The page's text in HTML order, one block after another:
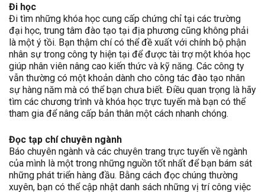
Đi học
Đi tìm những khóa học cung cấp chứng chỉ tại các trường
đại học, trung tâm đào tạo tại địa phương cũng không phải
là một ý tồi. Bạn thậm chí có thể đề xuất với chính bộ phận
nhân sự trong công ty hiện tại để được tài trợ một khóa học
giúp nhân viên nâng cao kiến thức và kỹ năng. Các công ty
vẫn thường có một khoản dành cho công tác đào tạo nhân
sự hàng năm mà có thể bạn chưa biết. Điều quan trọng là hãy
tìm các chương trình và khóa học trực tuyến mà bạn có thể
tham gia để nâng cấp bản thân một cách nhanh chóng.
Đọc tạp chí chuyên ngành
Báo chuyên ngành và các chuyên trang trực tuyến về ngành
của mình là một trong những nguồn tốt nhất để bạn bám sát
những phát triển hàng đầu. Bằng cách đọc chúng thường
xuyên, bạn có thể cập nhật danh sách những vị trí công việc